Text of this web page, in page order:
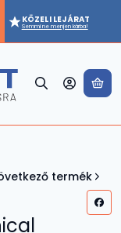
KÖZELI LEJÁRAT
Semmi ne menjen kárba!
termék